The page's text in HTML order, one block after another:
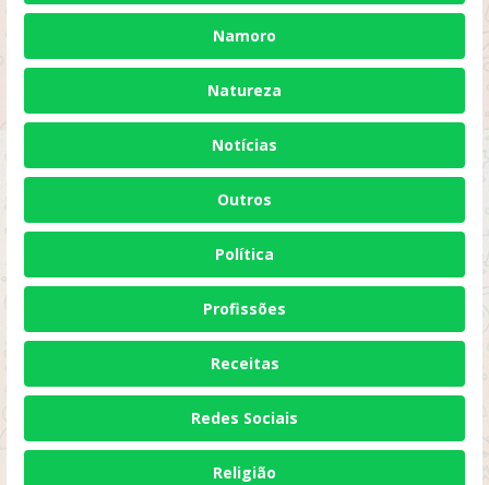
Namoro
Natureza
Notícias
Outros
Política
Profissões
Receitas
Redes Sociais
Religião